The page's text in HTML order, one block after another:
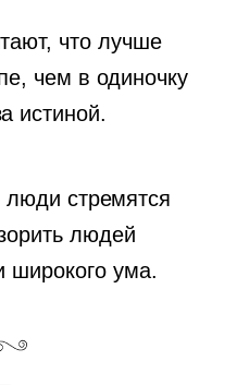
что лучше
чем в одиночку
истиной.
люди стремятся
людей
широкого ума.